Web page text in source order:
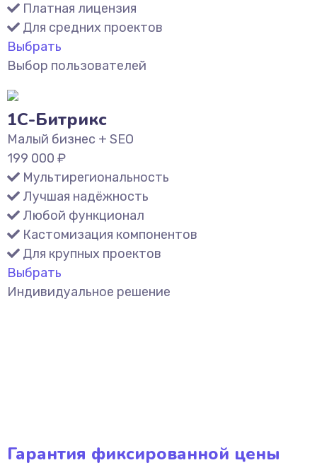
Платная лицензия
Для средних проектов
Выбрать
Выбор пользователей
1С-Битрикс
Малый бизнес + SEO
199 000 ₽
Мультирегиональность
Лучшая надёжность
Любой функционал
Кастомизация компонентов
Для крупных проектов
Выбрать
Индивидуальное решение
Гарантия фиксированной цены